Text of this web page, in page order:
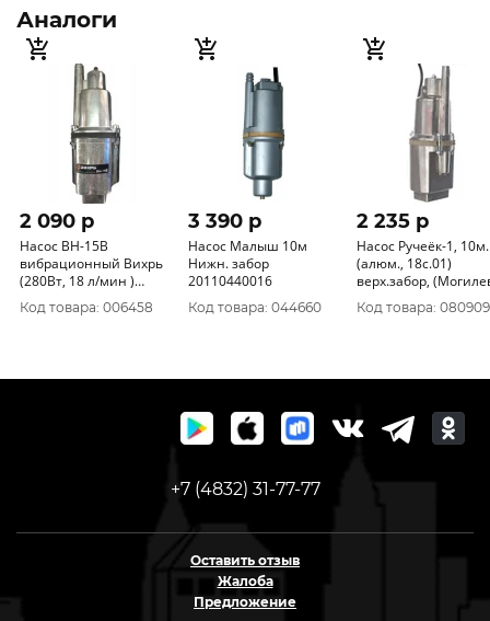
Аналоги
2 090 p
Насос ВН-15В
вибрационный Вихрь
(280Вт, 18 л/мин )
68/8/2
Код товара: 006458
3 390 p
Насос Малыш 10м
Нижн. забор
20110440016
Код товара: 044660
2 235 p
Насос Ручеёк-1, 10м.
(алюм., 18с.01)
верх.забор, (Могилев)
Р-1-10-к
Код товара: 080909
+7 (4832) 31-77-77
Оставить отзыв
Жалоба
Предложение